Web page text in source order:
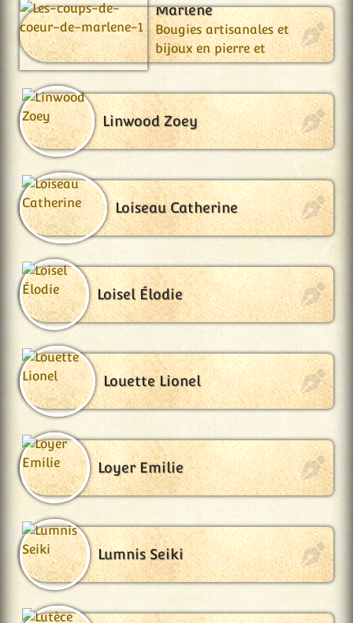
Marlène
Bougies artisanales et
bijoux en pierre et
fantaisie.
Linwood Zoey
Loiseau Catherine
Loisel Élodie
Louette Lionel
Loyer Emilie
Lumnis Seiki